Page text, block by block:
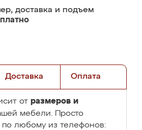
доставка и подъем
Доставка Оплата
от размеров и
мебели. Просто
по любому из телефонов: